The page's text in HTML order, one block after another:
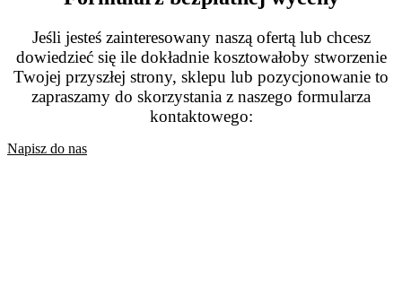
Jeśli jesteś zainteresowany naszą ofertą lub chcesz
dowiedzieć się ile dokładnie kosztowałoby stworzenie
Twojej przyszłej strony, sklepu lub pozycjonowanie to
zapraszamy do skorzystania z naszego formularza
kontaktowego:
Napisz do nas